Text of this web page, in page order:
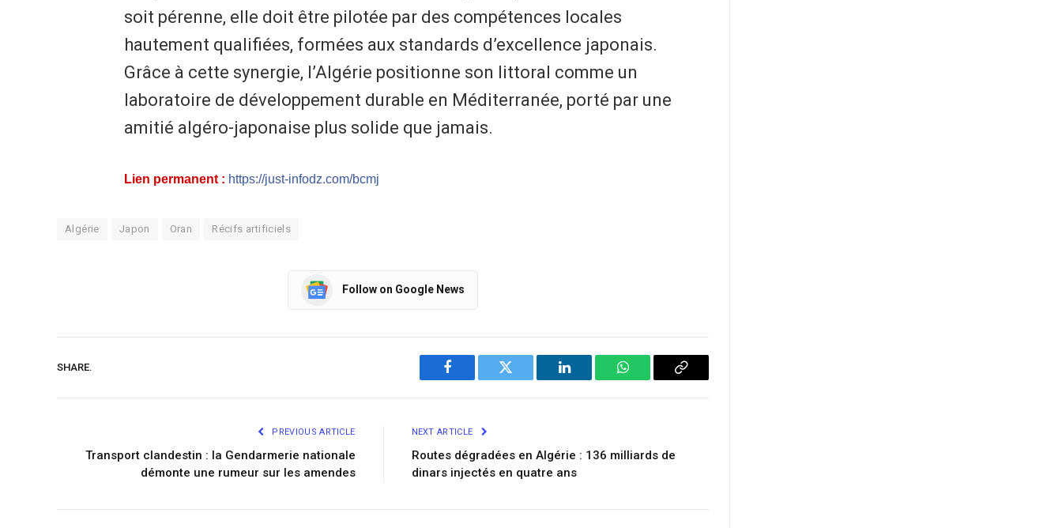
soit pérenne, elle doit être pilotée par des compétences locales
hautement qualifiées, formées aux standards d’excellence japonais.
Grâce à cette synergie, l’Algérie positionne son littoral comme un
laboratoire de développement durable en Méditerranée, porté par une
amitié algéro-japonaise plus solide que jamais.
Lien permanent : https://just-infodz.com/bcmj
Algérie Japon Oran Récifs artificiels
Follow on Google News
SHARE.
Facebook Twitter LinkedIn WhatsAppCopy
PREVIOUS ARTICLE
Transport clandestin : la Gendarmerie nationale
démonte une rumeur sur les amendes​
NEXT ARTICLE
Routes dégradées en Algérie : 136 milliards de
dinars injectés en quatre ans